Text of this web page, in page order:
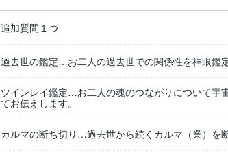
追加質問１つ
過去世の鑑定…お二人の過去世での関係性を神眼鑑定
ツインレイ鑑定…お二人の魂のつながりについて宇
てお伝えします。
カルマの断ち切り…過去世から続くカルマ（業）を